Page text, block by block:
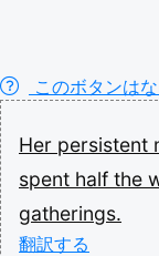
(en-GB)このボタンは
Her persistent
spent half the
gatherings.
翻訳する